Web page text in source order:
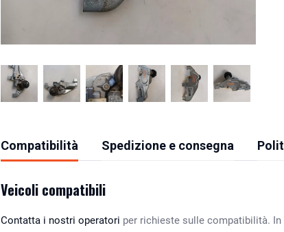
Compatibilità Spedizione e consegna
Veicoli compatibili
Contatta i nostri operatori per richieste sulle compatibilità.